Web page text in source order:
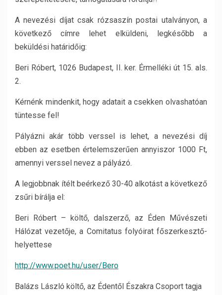
A nevezési díjat csak rózsaszín postai utalványon, a
következő címre lehet elküldeni, legkésőbb a
beküldési határidőig:
Beri Róbert, 1026 Budapest, II. ker. Érmelléki út 15. als.
2.
Kérnénk mindenkit, hogy adatait a csekken olvashatóan
tüntesse fel!
Pályázni akár több verssel is lehet, a nevezési díj
ebben az esetben értelemszerűen annyiszor 1000 Ft,
amennyi verssel nevez a pályázó.
A legjobbnak ítélt beérkező 30-40 alkotást a következő
zsűri bírálja el:
Beri Róbert – költő, dalszerző, az Éden Művészeti
Hálózat vezetője, a Comitatus folyóirat főszerkesztő-
helyettese
http://www.poet.hu/user/Bero
Balázs László költő, az Édentől Északra Csoport tagja